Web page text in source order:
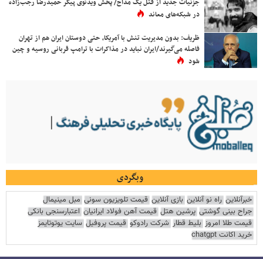
جزئیات جدید از قتل یک مداح/ پخش ویدئوی پیکر حمیدرضا رجب‌زاده
در شبکه‌های معاند
ظریف: بدون مدیریت تنش با آمریکا، حتی دوستان ایران هم از تهران
فاصله می‌گیرند/ایران نباید در مذاکرات با ترامپ قربانی روسیه و چین
شود
وبگردی
خبرآنلاین راه نو آنلاین بازی آنلاین قیمت تلویزیون سونی مبل مینیمال
جراح بینی گوشتی پرشین هتل قیمت آهن فولاد ایرانیان اعتبارسنجی بانکی
قیمت طلا امروز بلیط قطار شرکت رادوکو قیمت پروفیل سایت یوتوتایمز
خرید اکانت chatgpt